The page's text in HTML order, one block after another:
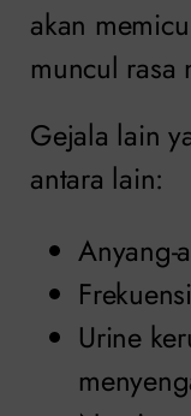
akan
muncul rasa
Gejala lain
antara lain:
Anyang-
Urine